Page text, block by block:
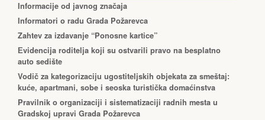
Informacije od javnog značaja
Informatori o radu Grada Požarevca
Zahtev za izdavanje “Ponosne kartice”
Еvidencija roditelja koji su ostvarili pravo na besplatno
auto sedište
Vodič za kategorizaciju ugostiteljskih objekata za smeštaj:
kuće, apartmani, sobe i seoska turistička domaćinstva
Pravilnik o organizaciji i sistematizaciji radnih mesta u
Gradskoj upravi Grada Požarevca